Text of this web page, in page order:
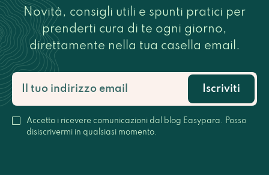
Novità, consigli utili e spunti pratici per
prenderti cura di te ogni giorno,
direttamente nella tua casella email.
Accetto i ricevere comunicazioni dal blog Easypara. Posso
disiscrivermi in qualsiasi momento.
Iscriviti